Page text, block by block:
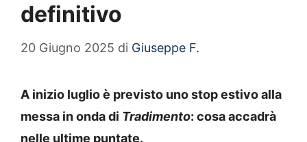
definitivo
20 Giugno 2025 di Giuseppe F.
A inizio luglio è previsto uno stop estivo alla
messa in onda di Tradimento: cosa accadrà
nelle ultime puntate.